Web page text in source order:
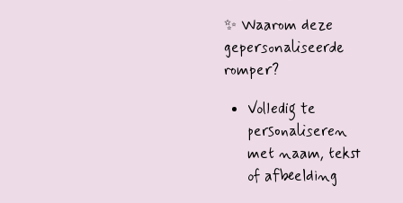
✨ Waarom deze
gepersonaliseerde
romper?
Volledig te
personaliseren
met naam, tekst
of afbeelding